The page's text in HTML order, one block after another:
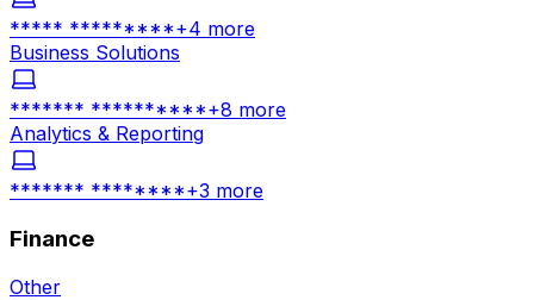
***** *********+4 more
Business Solutions
******* **********+8 more
Analytics & Reporting
******* ********+3 more
Finance
Other